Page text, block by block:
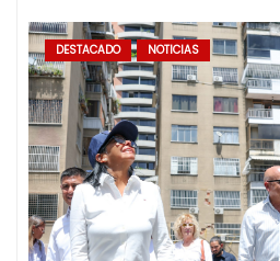
DESTACADO NOTICIAS